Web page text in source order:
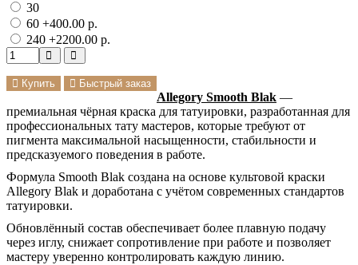
30
60 +400.00 р.
240 +2200.00 р.
Купить Быстрый заказ
Allegory Smooth Blak —
премиальная чёрная краска для татуировки, разработанная для
профессиональных тату мастеров, которые требуют от
пигмента максимальной насыщенности, стабильности и
предсказуемого поведения в работе.
Формула Smooth Blak создана на основе культовой краски
Allegory Blak и доработана с учётом современных стандартов
татуировки.
Обновлённый состав обеспечивает более плавную подачу
через иглу, снижает сопротивление при работе и позволяет
мастеру уверенно контролировать каждую линию.